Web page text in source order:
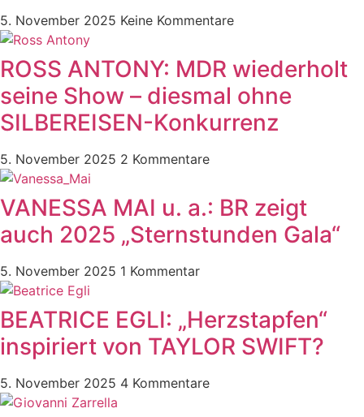
5. November 2025 Keine Kommentare
ROSS ANTONY: MDR wiederholt
seine Show – diesmal ohne
SILBEREISEN-Konkurrenz
5. November 2025 2 Kommentare
VANESSA MAI u. a.: BR zeigt
auch 2025 „Sternstunden Gala“
5. November 2025 1 Kommentar
BEATRICE EGLI: „Herzstapfen“
inspiriert von TAYLOR SWIFT?
5. November 2025 4 Kommentare